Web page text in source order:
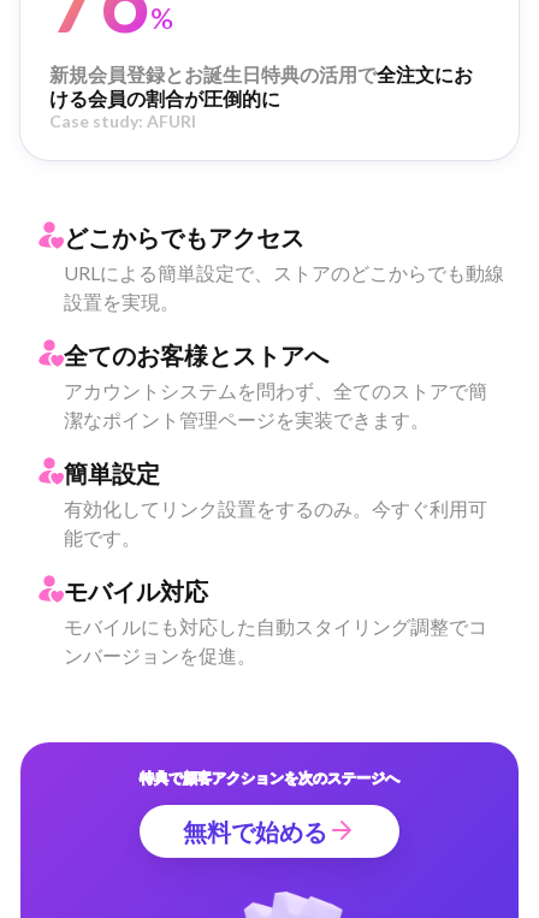
%
新規会員登録とお誕生日特典の活用で全注文にお
ける会員の割合が圧倒的に
Case study: AFURI
どこからでもアクセス
URLによる簡単設定で、ストアのどこからでも動線
設置を実現。
全てのお客様とストアへ
アカウントシステムを問わず、全てのストアで簡
潔なポイント管理ページを実装できます。
簡単設定
有効化してリンク設置をするのみ。今すぐ利用可
能です。
モバイル対応
モバイルにも対応した自動スタイリング調整でコ
ンバージョンを促進。
特典で顧客アクションを次のステージへ
無料で始める